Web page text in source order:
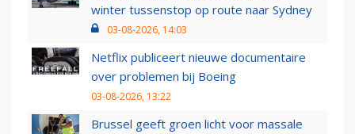
winter tussenstop op route naar Sydney
03-08-2026, 14:03
Netflix publiceert nieuwe documentaire
over problemen bij Boeing
03-08-2026, 13:22
Brussel geeft groen licht voor massale